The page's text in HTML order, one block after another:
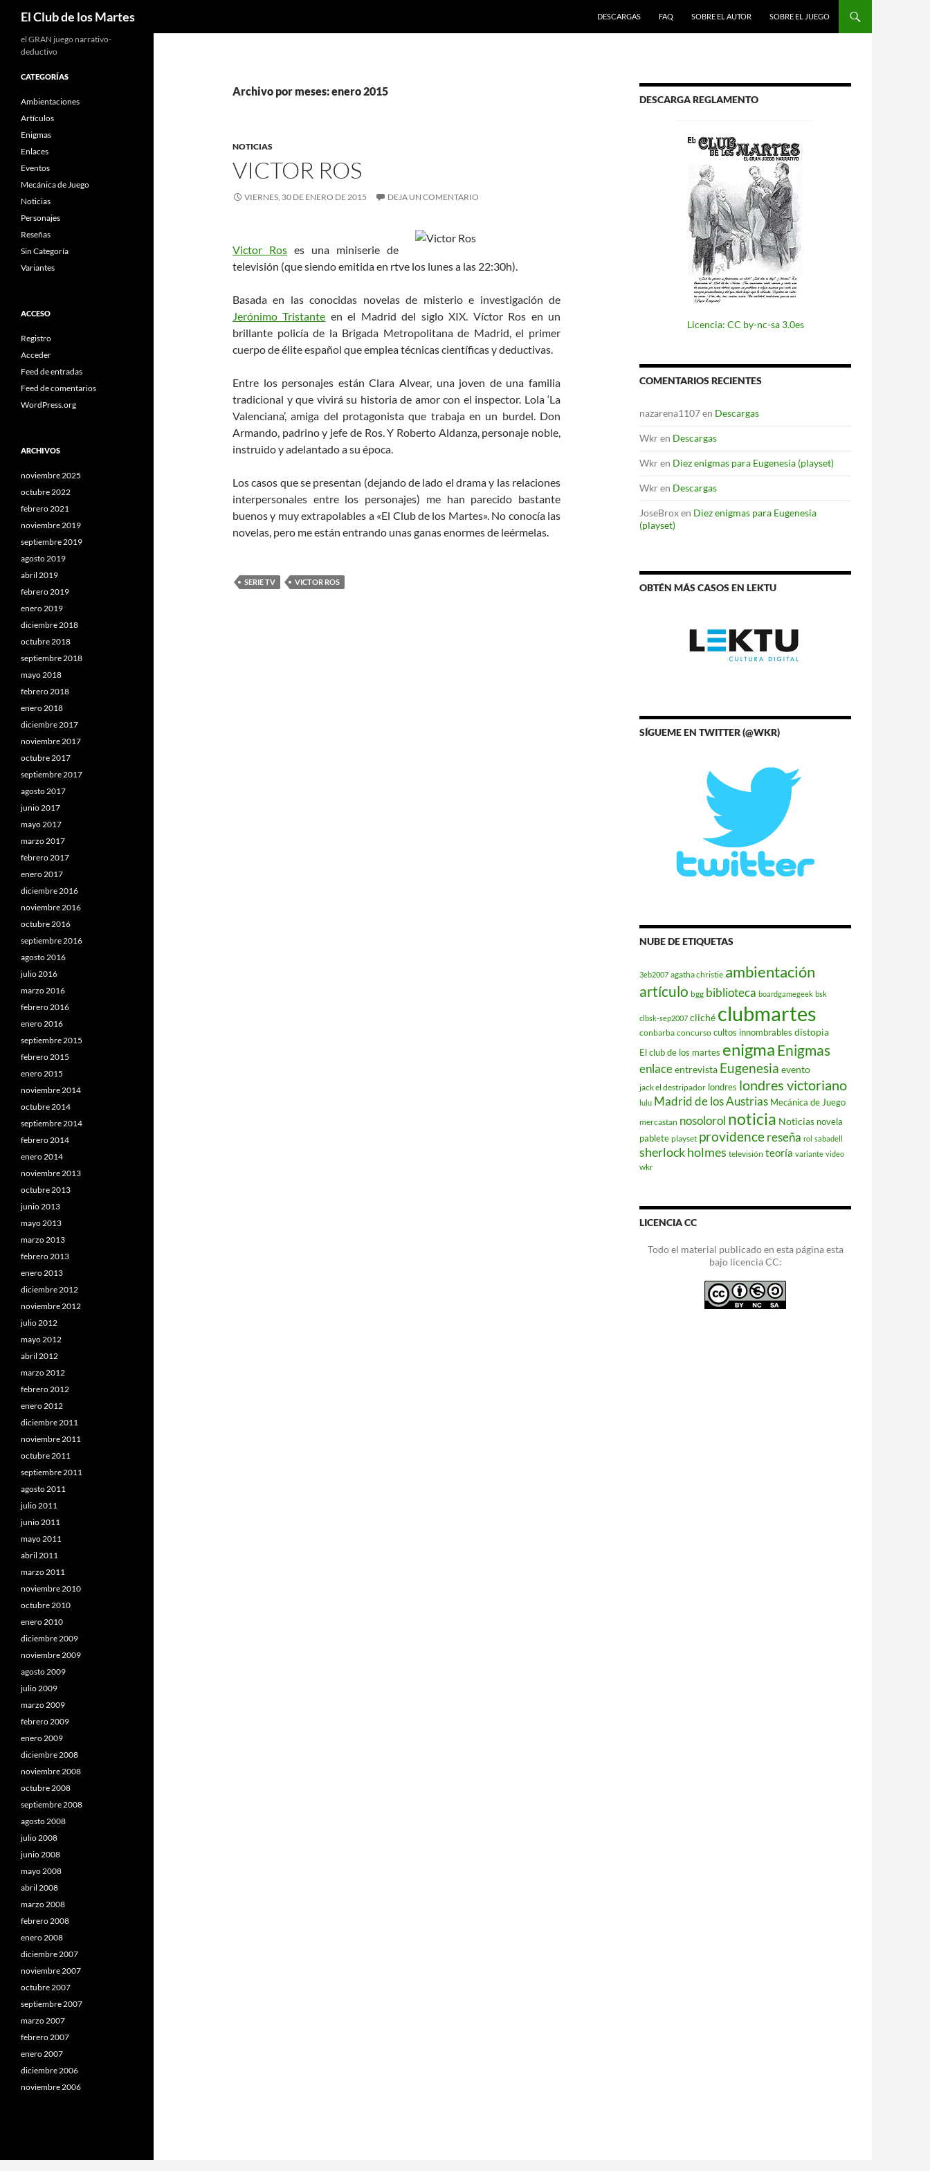
El Club de los Martes
DESCARGAS
FAQ SOBRE EL AUTOR SOBRE EL JUEGO
Archivo por meses: enero 2015
NOTICIAS
VICTOR ROS
VIERNES, 30 DE ENERO DE 2015 DEJA UN COMENTARIO
Victor Ros es una miniserie de
televisión (que siendo emitida en rtve los lunes a las 22:30h).
Basada en las conocidas novelas de misterio e investigación de
Jerónimo Tristante en el Madrid del siglo XIX. Víctor Ros en un
brillante policía de la Brigada Metropolitana de Madrid, el primer
cuerpo de élite español que emplea técnicas científicas y deductivas.
Entre los personajes están Clara Alvear, una joven de una familia
tradicional y que vivirá su historia de amor con el inspector. Lola ‘La
Valenciana’, amiga del protagonista que trabaja en un burdel. Don
Armando, padrino y jefe de Ros. Y Roberto Aldanza, personaje noble,
instruido y adelantado a su época.
Los casos que se presentan (dejando de lado el drama y las relaciones
interpersonales entre los personajes) me han parecido bastante
buenos y muy extrapolables a «El Club de los Martes». No conocía las
novelas, pero me están entrando unas ganas enormes de leérmelas.
SERIE TV VICTOR ROS
DESCARGA REGLAMENTO
Licencia: CC by-nc-sa 3.0es
COMENTARIOS RECIENTES
nazarena1107en Descargas
Wkren Descargas
Wkren Diez enigmas para Eugenesia (playset)
Wkren Descargas
JoseBroxen Diez enigmas para Eugenesia
(playset)
OBTÉN MÁS CASOS EN LEKTU
SÍGUEME EN TWITTER (@WKR)
NUBE DE ETIQUETAS
3eb2007 agatha christie ambientación
artículo bgg biblioteca boardgamegeek bsk
clbsk-sep2007 cliché clubmartes
conbarba concurso cultos innombrables distopia
El club de los martes enigma Enigmas
enlaceentrevista Eugenesia evento
jack el destripador londres londres victoriano
lulu Madrid de los Austrias Mecánica de Juego
mercastan nosolorol noticia Noticias novela
pablete playset providencereseña rol sabadell
sherlock holmes televisión teoría variante video
wkr
LICENCIA CC
Todo el material publicado en esta página esta
bajo licencia CC:
el GRAN juego narrativo-
deductivo
CATEGORÍAS
Ambientaciones
Artículos
Enigmas
Enlaces
Eventos
Mecánica de Juego
Noticias
Personajes
Reseñas
Sin Categoría
Variantes
ACCESO
Registro
Acceder
Feed de entradas
Feed de comentarios
WordPress.org
ARCHIVOS
noviembre 2025
octubre 2022
febrero 2021
noviembre 2019
septiembre 2019
agosto 2019
abril 2019
febrero 2019
enero 2019
diciembre 2018
octubre 2018
septiembre 2018
mayo 2018
febrero 2018
enero 2018
diciembre 2017
noviembre 2017
octubre 2017
septiembre 2017
agosto 2017
junio 2017
mayo 2017
marzo 2017
febrero 2017
enero 2017
diciembre 2016
noviembre 2016
octubre 2016
septiembre 2016
agosto 2016
julio 2016
marzo 2016
febrero 2016
enero 2016
septiembre 2015
febrero 2015
enero 2015
noviembre 2014
octubre 2014
septiembre 2014
febrero 2014
enero 2014
noviembre 2013
octubre 2013
junio 2013
mayo 2013
marzo 2013
febrero 2013
enero 2013
diciembre 2012
noviembre 2012
julio 2012
mayo 2012
abril 2012
marzo 2012
febrero 2012
enero 2012
diciembre 2011
noviembre 2011
octubre 2011
septiembre 2011
agosto 2011
julio 2011
junio 2011
mayo 2011
abril 2011
marzo 2011
noviembre 2010
octubre 2010
enero 2010
diciembre 2009
noviembre 2009
agosto 2009
julio 2009
marzo 2009
febrero 2009
enero 2009
diciembre 2008
noviembre 2008
octubre 2008
septiembre 2008
agosto 2008
julio 2008
junio 2008
mayo 2008
abril 2008
marzo 2008
febrero 2008
enero 2008
diciembre 2007
noviembre 2007
octubre 2007
septiembre 2007
marzo 2007
febrero 2007
enero 2007
diciembre 2006
noviembre 2006